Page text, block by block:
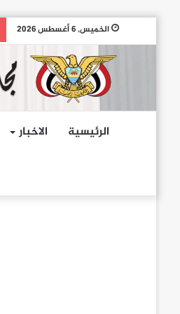
الخميس, 6 أغسطس 2026
الرئيسية الاخبار